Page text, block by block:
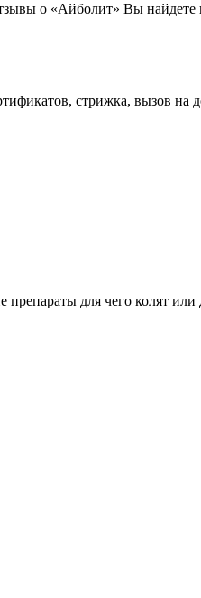
о «Айболит» Вы найдете
стрижка, вызов на
для чего колят